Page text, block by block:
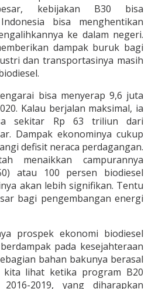
kebijakan B30 bisa
bisa menghentikan
ke dalam negeri.
dampak buruk bagi
dan transportasinya masih
bisa menyerap 9,6 juta
Kalau berjalan maksimal, ia
sekitar Rp 63 triliun dari
Dampak ekonominya cukup
defisit neraca perdagangan.
menaikkan campurannya
atau 100 persen biodiesel
akan lebih signifikan. Tentu
bagi pengembangan energi
prospek ekonomi biodiesel
pada kesejahteraan
bahan bakunya berasal
lihat ketika program B20
2019, yang diharapkan